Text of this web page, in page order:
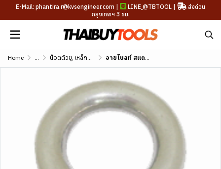
E-Mail: phantira.r@kvsengineer.com | LINE @TBTOOL |
ส่งด่วน
กรุงเทพฯ 3 ชม.
Home ... น๊อตตัวยู, เหล็กรัด, อายโบลท์, สกรูหางปลา อายโบลท์ สแตนเลส